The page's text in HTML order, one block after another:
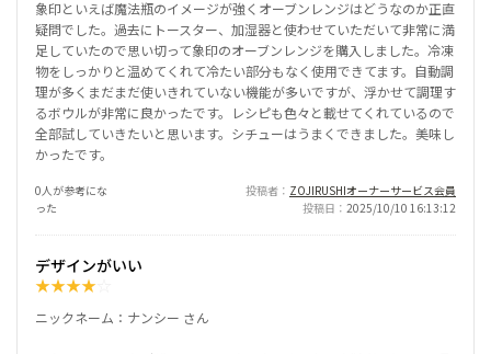
象印といえば魔法瓶のイメージが強くオーブンレンジはどうなのか正直
疑問でした。過去にトースター、加湿器と使わせていただいて非常に満
足していたので思い切って象印のオーブンレンジを購入しました。冷凍
物をしっかりと温めてくれて冷たい部分もなく使用できてます。自動調
理が多くまだまだ使いきれていない機能が多いですが、浮かせて調理す
るボウルが非常に良かったです。レシピも色々と載せてくれているので
全部試していきたいと思います。シチューはうまくできました。美味し
かったです。
0人が参考にな
った
投稿者
ZOJIRUSHIオーナーサービス会員
投稿日
2025/10/10 16:13:12
デザインがいい
★★★★
ニックネーム：ナンシー さん